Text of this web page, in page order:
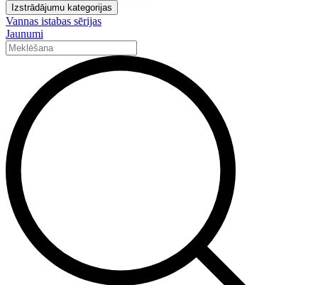
Izstrādājumu kategorijas
Vannas istabas sērijas
Jaunumi